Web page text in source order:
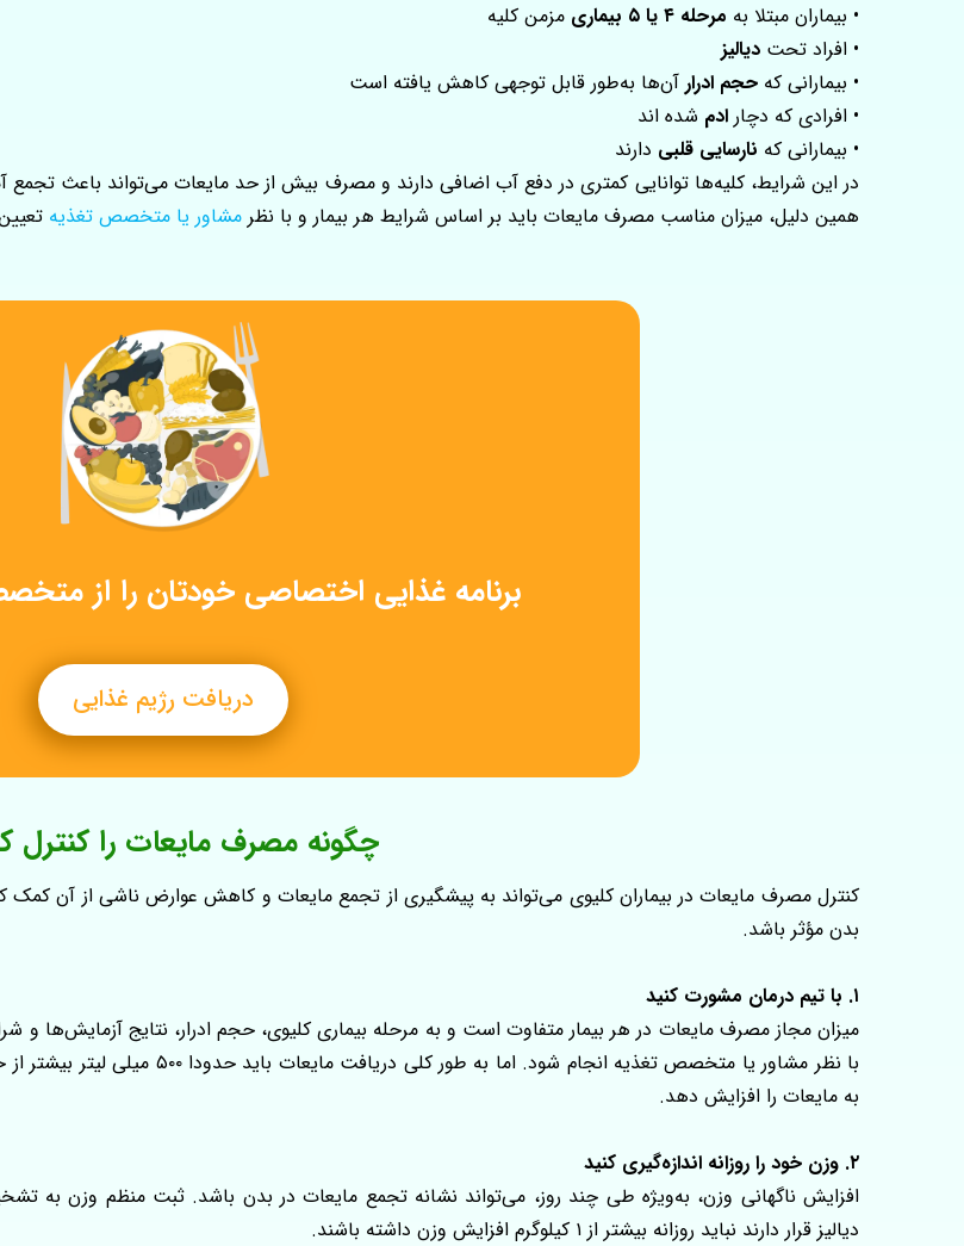
• بیماران مبتلا به مرحله ۴ یا ۵ بیماری
مزمن کلیه
• افراد تحت دیالیز
• بیمارانی که حجم ادرار آن‌ها به‌طور قابل‌ توجهی کاهش یافته است
• افرادی که دچار ادم شده اند
• بیمارانی که نارسایی قلبی دارند
در این شرایط، کلیه‌ها توانایی کمتری در دفع آب اضافی دارند و مصرف بیش از حد مایعات می‌تواند باعث
همین دلیل، میزان مناسب مصرف مایعات باید بر اساس شرایط هر بیمار و با نظر مشاور یا متخصص تغذیه
برنامه غذایی اختصاصی خودتان را از
دریافت رژیم غذایی
چگونه مصرف مایعات را کنترل
کنترل مصرف مایعات در بیماران کلیوی می‌تواند به پیشگیری از تجمع مایعات و کاهش عوارض ناشی از آن
بدن مؤثر باشد.
۱. با تیم درمان مشورت کنید
میزان مجاز مصرف مایعات در هر بیمار متفاوت است و به مرحله بیماری کلیوی، حجم ادرار، نتایج آزمایش‌ها و
با نظر مشاور یا متخصص تغذیه انجام
به مایعات را افزایش دهد.
۲. وزن خود را روزانه اندازه‌گیری کنید
افزایش ناگهانی وزن، به‌ویژه طی چند روز، می‌تواند نشانه تجمع مایعات در بدن باشد. ثبت منظم وزن به
دیالیز قرار دارند نباید روزانه بیشتر از ۱ کیلوگرم افزایش وزن داشته باشند.